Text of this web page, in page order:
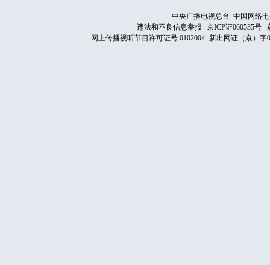
中央广播电视总台 中国网络
违法和不良信息举报
京ICP证060535号
网上传播视听节目许可证号 0102004 新出网证（京）